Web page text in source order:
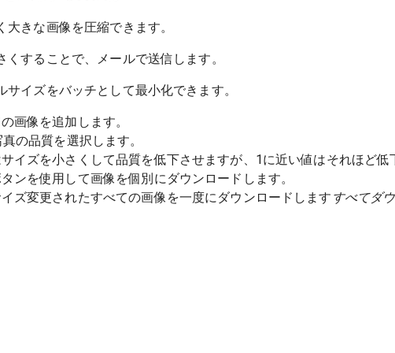
きな画像を圧縮できます。
くすることで、メールで送信します。
サイズをバッチとして最小化できます。
画像を追加します。
の品質を選択します。
イズを小さくして品質を低下させますが、1に近い値はそれほど低
ンを使用して画像を個別にダウンロードします。
ズ変更されたすべての画像を一度にダウンロードします すべてダ